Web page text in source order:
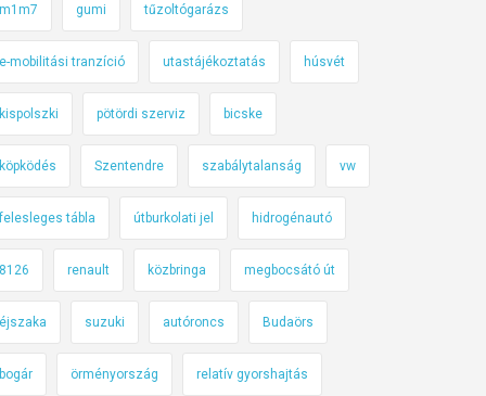
m1m7 gumi tűzoltógarázs
e-mobilitási tranzíció utastájékoztatás húsvét
kispolszki pötördi szerviz bicske
köpködés Szentendre szabálytalanság vw
felesleges tábla útburkolati jel hidrogénautó
8126 renault közbringa megbocsátó út
éjszaka suzuki autóroncs Budaörs
bogár örményország relatív gyorshajtás